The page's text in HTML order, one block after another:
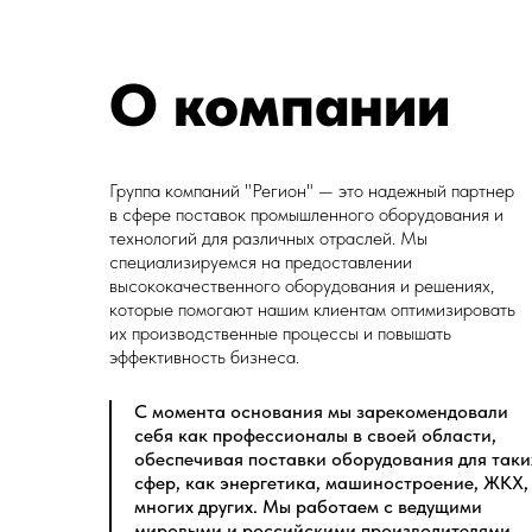
Группа компаний "Регион" — это надежный партнер
в сфере поставок промышленного оборудования и
технологий для различных отраслей. Мы
специализируемся на предоставлении
высококачественного оборудования и решениях,
которые помогают нашим клиентам оптимизировать
их производственные процессы и повышать
эффективность бизнеса.
С момента основания мы зарекомендовали
себя как профессионалы в своей области,
обеспечивая поставки оборудования для
сфер, как энергетика, машиностроение,
многих других. Мы работаем с ведущими
О компании